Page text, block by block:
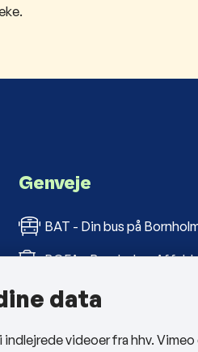
Genveje
BAT - Din bus på
BOFA - Bornholms
Bornholms Folkebiblioteker
data
videoer fra hhv.